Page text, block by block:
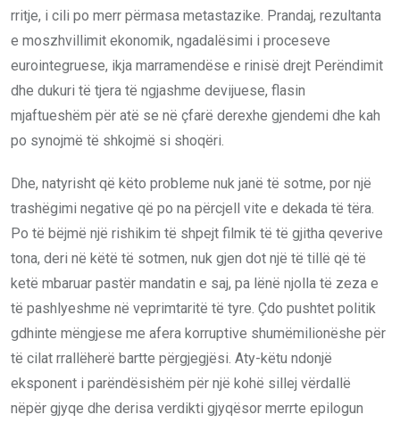
rritje, i cili po merr përmasa metastazike. Prandaj, rezultanta
e moszhvillimit ekonomik, ngadalësimi i proceseve
eurointegruese, ikja marramendëse e rinisë drejt Perëndimit
dhe dukuri të tjera të ngjashme devijuese, flasin
mjaftueshëm për atë se në çfarë derexhe gjendemi dhe kah
po synojmë të shkojmë si shoqëri.
Dhe, natyrisht që këto probleme nuk janë të sotme, por një
trashëgimi negative që po na përcjell vite e dekada të tëra.
Po të bëjmë një rishikim të shpejt filmik të të gjitha qeverive
tona, deri në këtë të sotmen, nuk gjen dot një të tillë që të
ketë mbaruar pastër mandatin e saj, pa lënë njolla të zeza e
të pashlyeshme në veprimtaritë të tyre. Çdo pushtet politik
gdhinte mëngjese me afera korruptive shumëmilionëshe për
të cilat rrallëherë bartte përgjegjësi. Aty-këtu ndonjë
eksponent i parëndësishëm për një kohë sillej vërdallë
nëpër gjyqe dhe derisa verdikti gjyqësor merrte epilogun